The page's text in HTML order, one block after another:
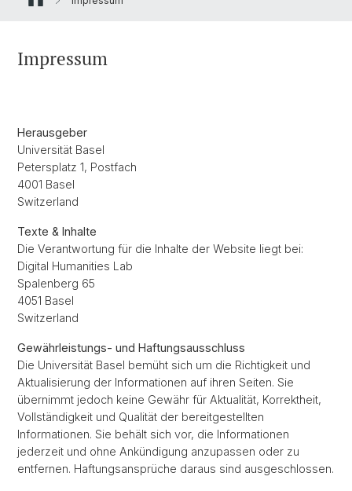
Impressum
Herausgeber
Universität Basel
Petersplatz 1, Postfach
4001 Basel
Switzerland
Texte & Inhalte
Die Verantwortung für die Inhalte der Website liegt bei:
Digital Humanities Lab
Spalenberg 65
4051 Basel
Switzerland
Gewährleistungs- und Haftungsausschluss
Die Universität Basel bemüht sich um die Richtigkeit und
Aktualisierung der Informationen auf ihren Seiten. Sie
übernimmt jedoch keine Gewähr für Aktualität, Korrektheit,
Vollständigkeit und Qualität der bereitgestellten
Informationen. Sie behält sich vor, die Informationen
jederzeit und ohne Ankündigung anzupassen oder zu
entfernen. Haftungsansprüche daraus sind ausgeschlossen.